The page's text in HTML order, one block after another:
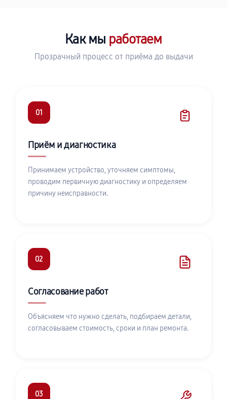
Как мы работаем
Прозрачный процесс от приёма до выдачи
01
Приём и диагностика
Принимаем устройство, уточняем симптомы,
проводим первичную диагностику и определяем
причину неисправности.
02
Согласование работ
Объясняем что нужно сделать, подбираем детали,
согласовываем стоимость, сроки и план ремонта.
03